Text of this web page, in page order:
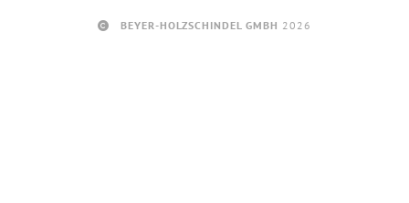
BEYER-HOLZSCHINDEL GMBH 2026